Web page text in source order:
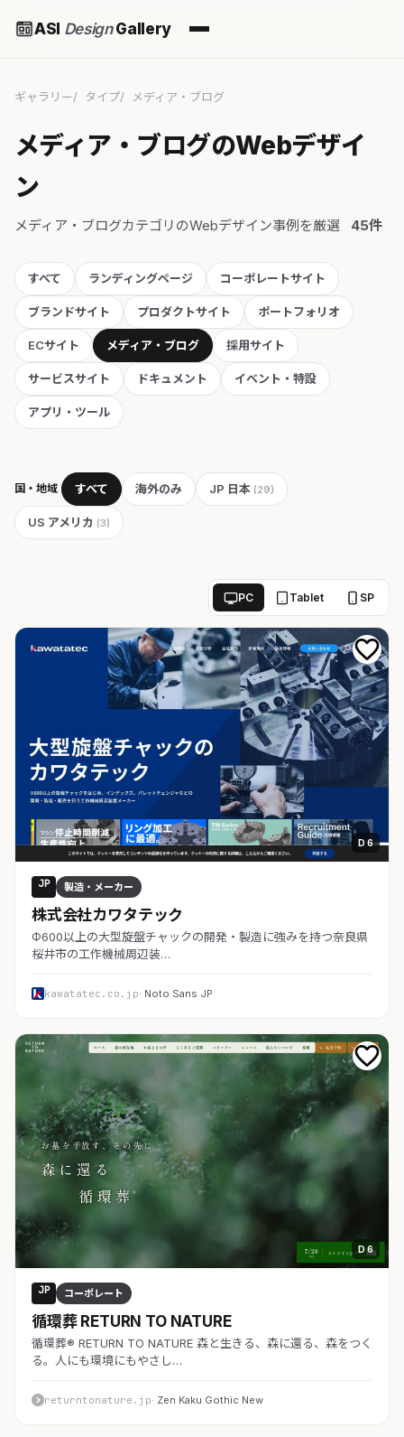
ASI DesignGallery
ギャラリー タイプ メディア・ブログ
メディア・ブログのWebデザイ
ン
メディア・ブログカテゴリのWebデザイン事例を厳選 45件
すべて ランディングページ コーポレートサイト
ブランドサイト プロダクトサイト ポートフォリオ
ECサイト メディア・ブログ 採用サイト
サービスサイト ドキュメント イベント・特設
アプリ・ツール
国・地域 すべて 海外のみ JP 日本 (29)
US アメリカ (3)
PC Tablet SP
D 6
JP 製造・メーカー
株式会社カワタテック
Φ600以上の大型旋盤チャックの開発・製造に強みを持つ奈良県
桜井市の工作機械周辺装…
kawatatec.co.jp· Noto Sans JP
D 6
JP コーポレート
循環葬 RETURN TO NATURE
循環葬® RETURN TO NATURE 森と生きる、森に還る、森をつく
る。人にも環境にもやさし…
returntonature.jp· Zen Kaku Gothic New